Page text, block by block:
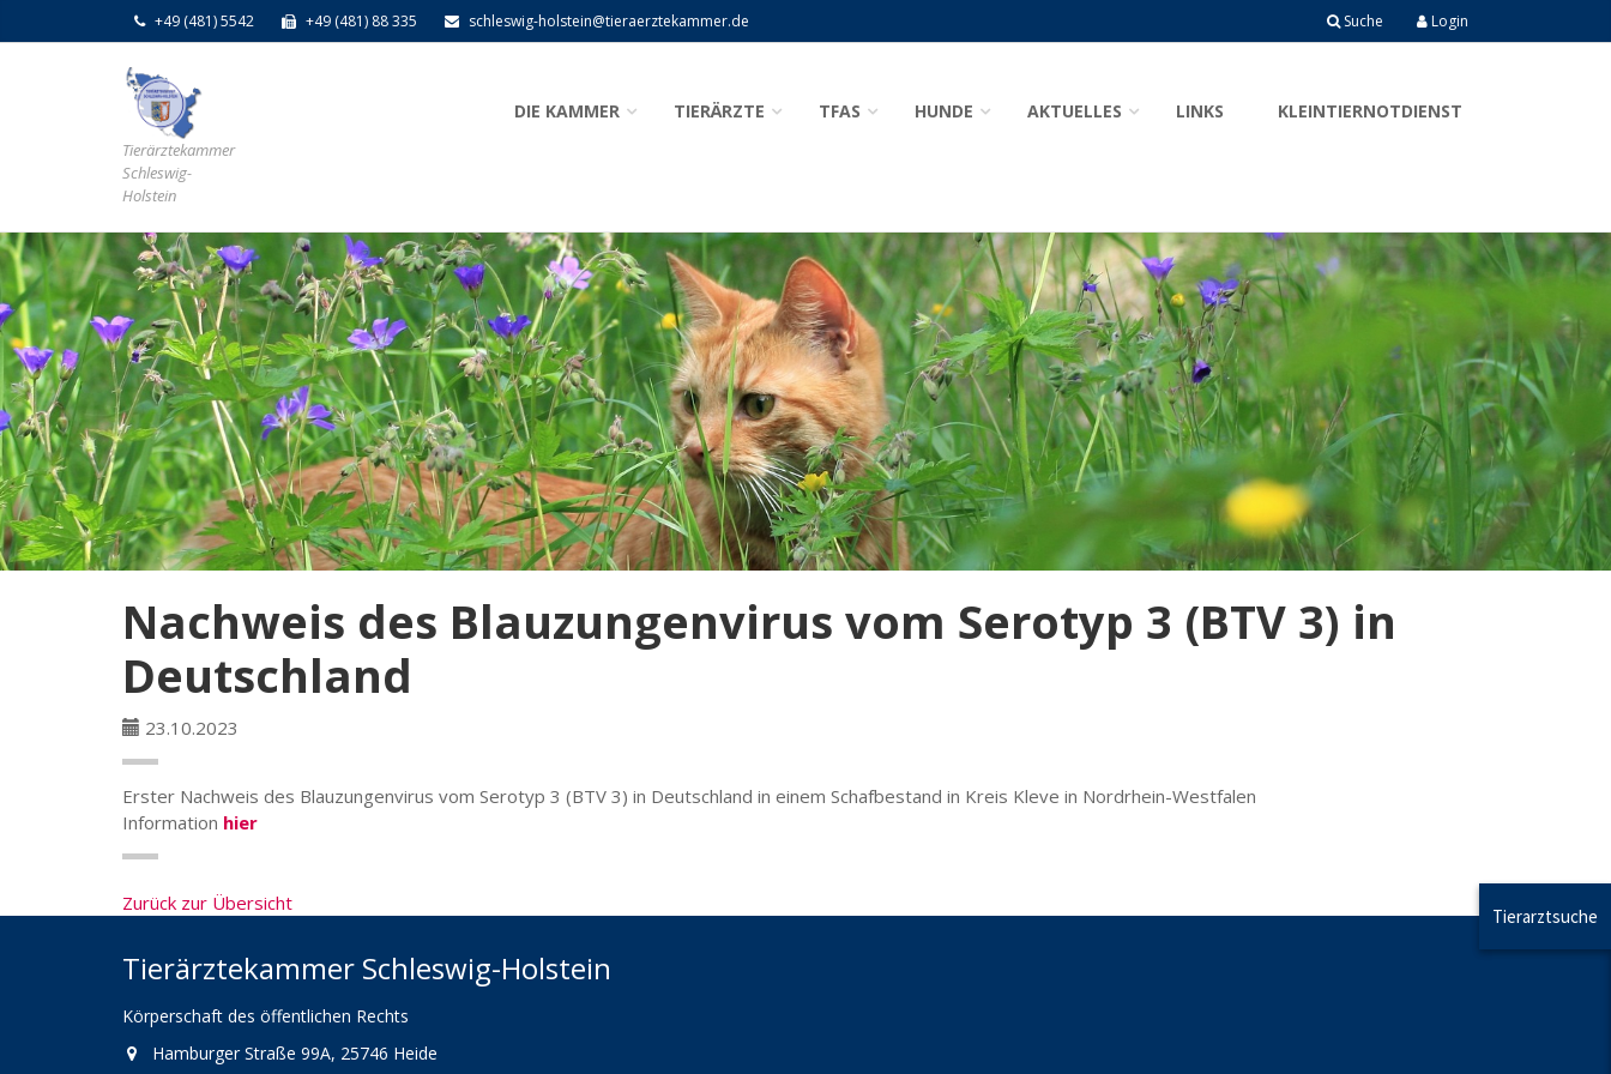
+49 (481) 5542 +49 (481) 88 335 schleswig-holstein@tieraerztekammer.de Login
Suche
Tierärztekammer
Schleswig-
Holstein
DIE KAMMER TIERÄRZTE TFAS HUNDE AKTUELLES LINKS KLEINTIERNOTDIENST
Nachweis des Blauzungenvirus vom Serotyp 3 (BTV 3) in
Deutschland
23.10.2023
Erster Nachweis des Blauzungenvirus vom Serotyp 3 (BTV 3) in Deutschland in einem Schafbestand in Kreis Kleve in Nordrhein-Westfalen
Information hier
Zurück zur Übersicht
Tierärztekammer Schleswig-Holstein
Körperschaft des öffentlichen Rechts
Hamburger Straße 99A, 25746 Heide
Tierarztsuche